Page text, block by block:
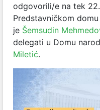
odgovorili/e na tek
Predstavničkom
je Šemsudin
delegati u Domu
Miletić.